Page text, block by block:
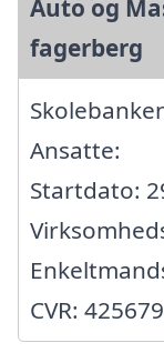
Auto og
fagerberg
Ansatte:
Startdato:
CVR: